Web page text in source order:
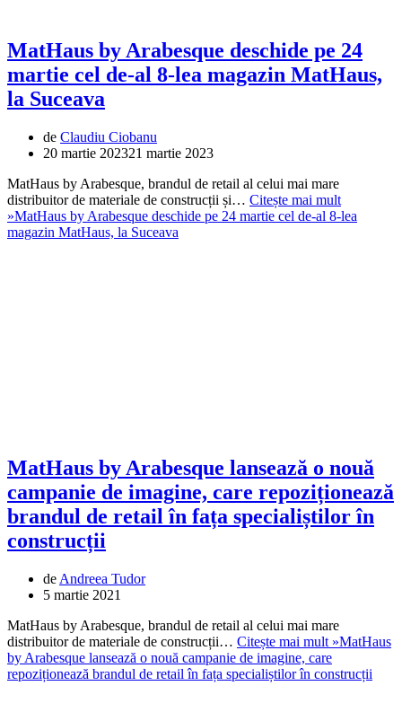
MatHaus by Arabesque deschide pe 24
martie cel de-al 8-lea magazin MatHaus,
la Suceava
de Claudiu Ciobanu
20 martie 202321 martie 2023
MatHaus by Arabesque, brandul de retail al celui mai mare
distribuitor de materiale de construcții și… Citește mai mult
»MatHaus by Arabesque deschide pe 24 martie cel de-al 8-lea
magazin MatHaus, la Suceava
MatHaus by Arabesque lansează o nouă
campanie de imagine, care repoziționează
brandul de retail în fața specialiștilor în
construcții
de Andreea Tudor
5 martie 2021
MatHaus by Arabesque, brandul de retail al celui mai mare
distribuitor de materiale de construcții… Citește mai mult »MatHaus
by Arabesque lansează o nouă campanie de imagine, care
repoziționează brandul de retail în fața specialiștilor în construcții